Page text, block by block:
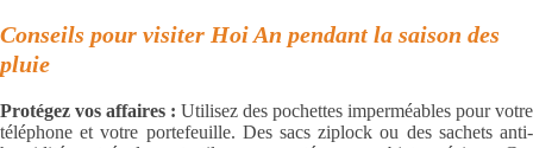
Conseils pour visiter Hoi An pendant la saison des
pluie
Protégez vos affaires : Utilisez des pochettes imperméables pour votre
téléphone et votre portefeuille. Des sacs ziplock ou des sachets anti-